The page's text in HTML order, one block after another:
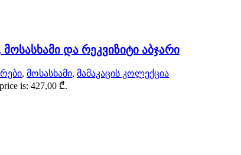
და რეკვიზიტი აბჯარი
, მოსასხამი, მამაკაცის კოლექცია
is: 427,00 ₾.